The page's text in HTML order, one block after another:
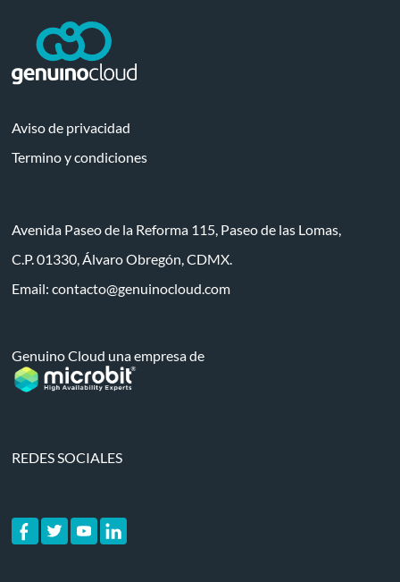
Aviso de privacidad
Termino y condiciones
Avenida Paseo de la Reforma 115, Paseo de las Lomas,
C.P. 01330, Álvaro Obregón, CDMX.
Email:contacto@genuinocloud.com
Genuino Cloud una empresa de
REDES SOCIALES